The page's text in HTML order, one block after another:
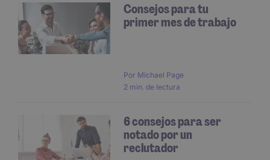
Consejos para tu
primer mes de trabajo
Por Michael Page
2 min. de lectura
6 consejos para ser
notado por un
reclutador